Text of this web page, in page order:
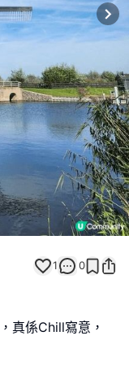
1 0
真係Chill寫意，